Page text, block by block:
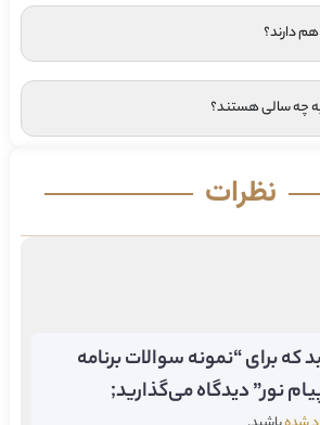
دارند؟
چه سالی هستند؟
نظرات
برای “نمونه سوالات برنامه
نور” دیدگاه می‌گذارید;